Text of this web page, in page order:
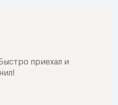
приехал и